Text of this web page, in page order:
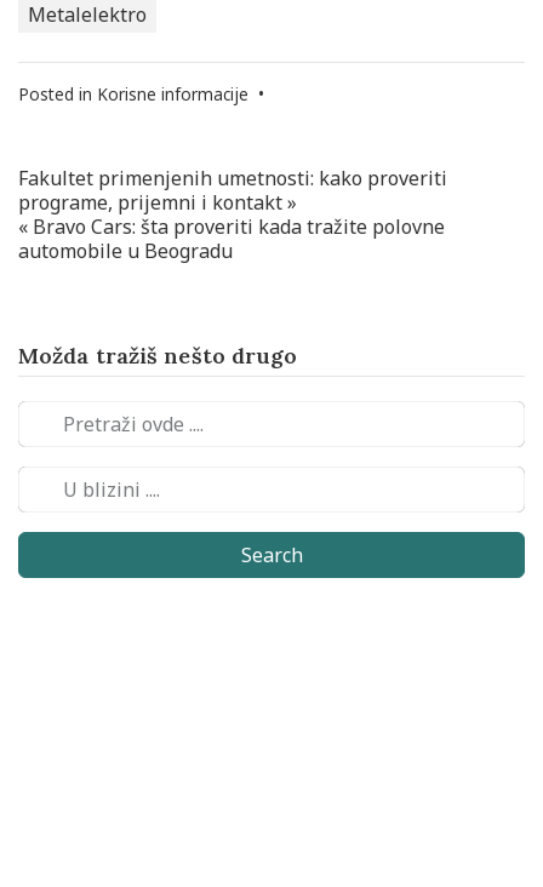
Metalelektro
Posted in Korisne informacije •
Navigacija
članaka
Fakultet primenjenih umetnosti: kako proveriti
programe, prijemni i kontakt »
« Bravo Cars: šta proveriti kada tražite polovne
automobile u Beogradu
Možda tražiš nešto drugo
Search